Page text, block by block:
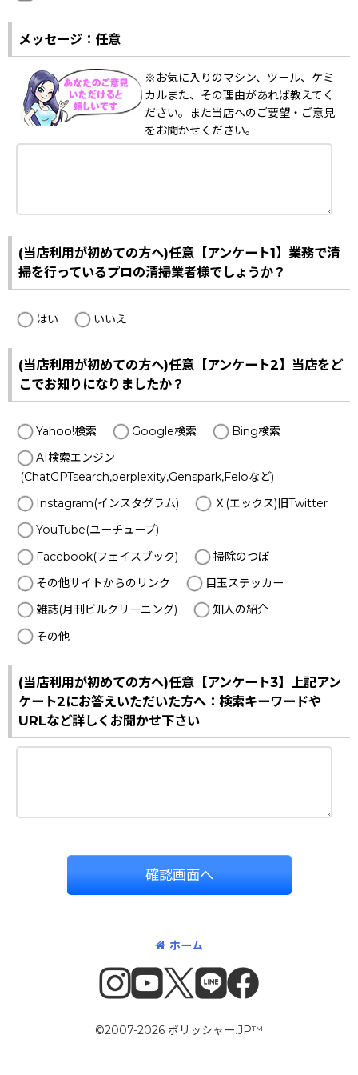
メッセージ：任意
※お気に入りのマシン、ツール、ケミ
カルまた、その理由があれば教えてく
ださい。また当店へのご要望・ご意見
をお聞かせください。
(当店利用が初めての方へ)任意【アンケート1】業務で清
掃を行っているプロの清掃業者様でしょうか？
はい いいえ
(当店利用が初めての方へ)任意【アンケート2】当店をど
こでお知りになりましたか？
Yahoo!検索 Google検索
Bing検索
AI検索エンジン
(ChatGPTsearch,perplexity,Genspark,Feloなど)
Instagram(インスタグラム)
Ｘ(エックス)旧Twitter
YouTube(ユーチューブ)
Facebook(フェイスブック)
掃除のつぼ
その他サイトからのリンク
目玉ステッカー
雑誌(月刊ビルクリーニング)
知人の紹介
その他
(当店利用が初めての方へ)任意【アンケート3】上記アン
ケート2にお答えいただいた方へ：検索キーワードや
URLなど詳しくお聞かせ下さい
確認画面へ
ホーム
©2007-2026 ポリッシャー.JP™